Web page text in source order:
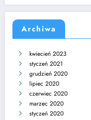
Archiwa
kwiecień 2023
styczeń 2021
grudzień 2020
lipiec 2020
czerwiec 2020
marzec 2020
styczeń 2020